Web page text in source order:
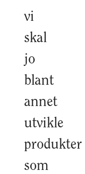
vi
skal
jo
blant
annet
utvikle
produkter
som